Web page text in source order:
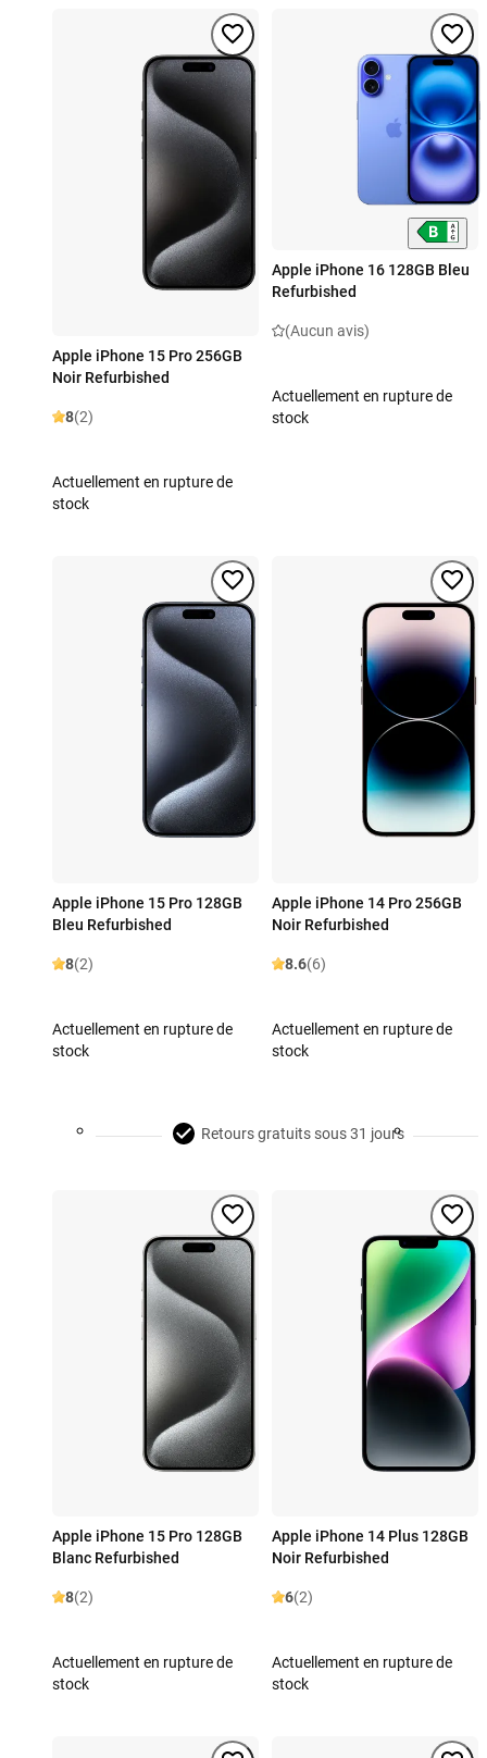
Apple iPhone 15 Pro 256GB
Noir Refurbished
8(2)
Actuellement en rupture de
stock
Apple iPhone 16 128GB Bleu
Refurbished
(Aucun avis)
Actuellement en rupture de
stock
Apple iPhone 15 Pro 128GB
Bleu Refurbished
8(2)
Actuellement en rupture de
stock
Apple iPhone 14 Pro 256GB
Noir Refurbished
8.6(6)
Actuellement en rupture de
stock
Retours gratuits sous 31 jours
Apple iPhone 15 Pro 128GB
Blanc Refurbished
8(2)
Actuellement en rupture de
stock
Apple iPhone 14 Plus 128GB
Noir Refurbished
6(2)
Actuellement en rupture de
stock